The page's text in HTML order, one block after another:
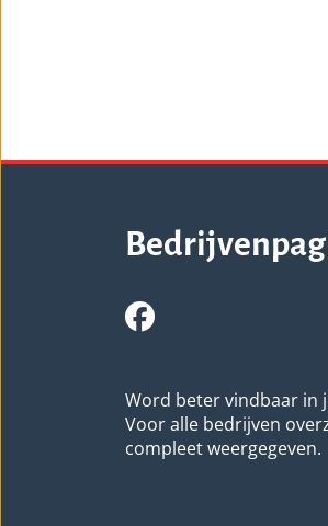
Word beter vindbaar in
Voor alle bedrijven
compleet weergegeven.